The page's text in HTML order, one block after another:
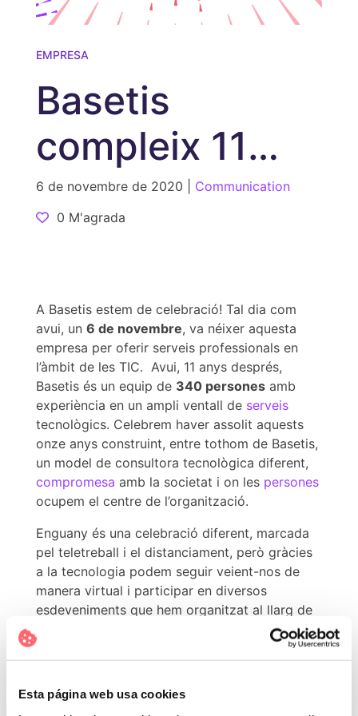
Esta página web usa cookies
EMPRESA
Basetis
compleix 11
anys!
6 de novembre de 2020 | Communication
0 M'agrada
A Basetis estem de celebració! Tal dia com
avui, un 6 de novembre, va néixer aquesta
empresa per oferir serveis professionals en
l’àmbit de les TIC. Avui, 11 anys després,
Basetis és un equip de 340 personesamb
experiència en un ampli ventall de serveis
tecnològics. Celebrem haver assolit aquests
onze anys construint, entre tothom de Basetis,
un model de consultora tecnològica diferent,
compromesa amb la societat i on les persones
ocupem el centre de l’organització.
Enguany és una celebració diferent, marcada
pel teletreball i el distanciament, però gràcies
a la tecnologia podem seguir veient-nos de
manera virtual i participar en diversos
esdeveniments que hem organitzat al llarg de
Tot i la difícil situació amb què ens trobem,
celebrant el nostre aniversari. El 2020 ha estat